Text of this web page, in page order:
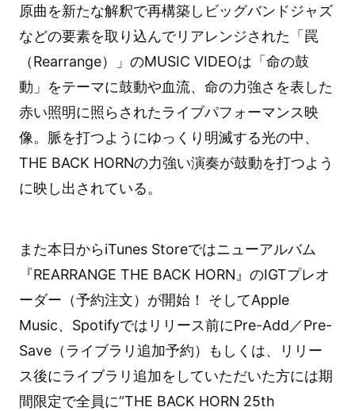
原曲を新たな解釈で再構築しビッグバンドジャズ
などの要素を取り込んでリアレンジされた「罠
（Rearrange）」のMUSIC VIDEOは「命の鼓
動」をテーマに鼓動や血流、命の力強さを表した
赤い照明に照らされたライブパフォーマンス映
像。脈を打つようにゆっくり明滅する光の中、
THE BACK HORNの力強い演奏が鼓動を打つよう
に映し出されている。
また本日からiTunes Storeではニューアルバム
『REARRANGE THE BACK HORN』のIGTプレオ
ーダー（予約注文）が開始！ そしてApple
Music、Spotifyではリリース前にPre-Add／Pre-
Save（ライブラリ追加予約）もしくは、リリー
ス後にライブラリ追加をしていただいた方には期
間限定で全員に“THE BACK HORN 25th